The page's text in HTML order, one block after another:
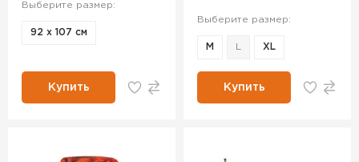
Выберите размер:
92 х 107 см
Купить
Выберите размер:
M XL
Купить